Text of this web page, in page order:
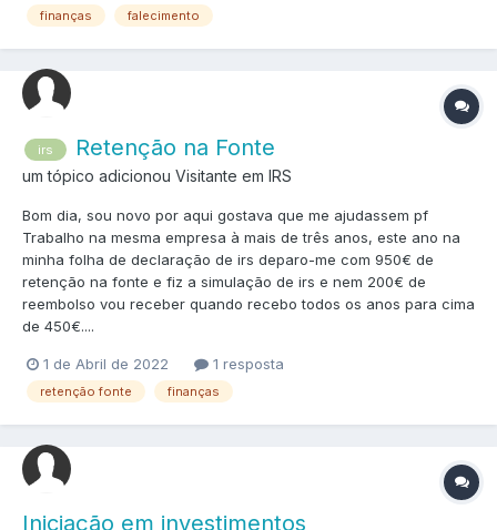
finanças falecimento
irs Retenção na Fonte
um tópico adicionou Visitante em IRS
Bom dia, sou novo por aqui gostava que me ajudassem pf
Trabalho na mesma empresa à mais de três anos, este ano na
minha folha de declaração de irs deparo-me com 950€ de
retenção na fonte e fiz a simulação de irs e nem 200€ de
reembolso vou receber quando recebo todos os anos para cima
de 450€....
1 de Abril de 2022 1 resposta
retenção fonte finanças
Iniciação em investimentos